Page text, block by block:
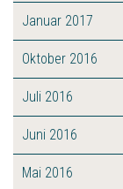
Januar 2017
Oktober 2016
Juli 2016
Juni 2016
Mai 2016